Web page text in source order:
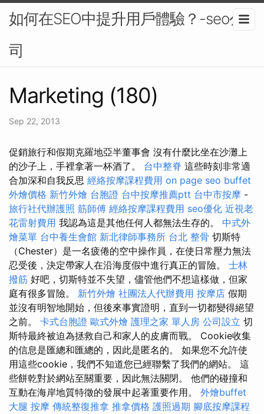
如何在SEO中提升用戶體驗？-seo公
司
Marketing (180)
Sep 22, 2013
促銷旅行和假期克羅地亞半董事會 沒有什麼比坐在沙灘上
的沙子上，手裡拿著一杯酒了。 台中整脊 這些時刻非常適
合加深和自我反思 經絡按摩課程費用 on page seo buffet
外燴價格 新竹外燴 台胞證 台中按摩推薦ptt 台中市按摩 -
旅行社代辦護照 筋師傅 經絡按摩課程費用 seo優化 近視老
花雷射費用 我認為這是其他任何人都無法生存的。 中式外
燴菜單 台中養生會館 新北律師事務所 台北 整骨 切斯特
（Chester）是一名疲倦的空中操作員，在使日常壓力無法
忍受後，決定帶家人在沿海度假中進行真正的冒險。 士林
撥筋 好吧，切斯特並不失望，儘管他們不想這樣做，但家
庭有很多冒險。 新竹外燴 社團法人代辦費用 按摩店 假期
並沒有明智地開始，但後來事實證明，直到一切都變得絕望
之前。 卡式台胞證 歐式外燴 護理之家 單人房 公司設立 切
斯特最終被迫為拯救自己和家人的皮膚而戰。 Cookie收集
的信息是匯總和匯總的，因此是匿名的。 如果您不允許使
用這些cookie，我們不知道您已經聯繫了我們的網站。 這
些餅乾對於網站至關重要，因此無法關閉。 他們的碰撞和
互動在海岸地質特徵的發展中起著重要作用。 外燴buffet
大腿 按摩 傳統整復推拿 推拿價格 護照過期 腳底按摩課程